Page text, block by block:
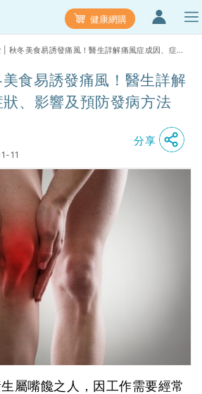
健康網購
食易誘發痛風！醫生詳解
、影響及預防發病方法
11
分享
屬嘴饞之人，因工作需要經常